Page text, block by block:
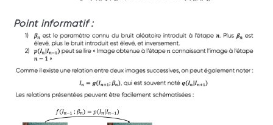
Point informatif :